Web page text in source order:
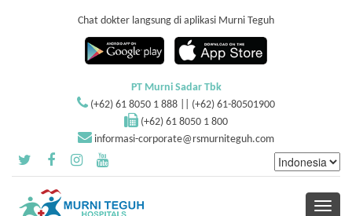
Chat dokter langsung di aplikasi Murni Teguh
PT Murni Sadar Tbk
(+62) 61 8050 1 888 || (+62) 61-80501900
(+62) 61 8050 1 800
informasi-corporate@rsmurniteguh.com
Toggle